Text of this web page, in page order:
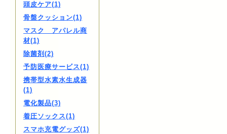
頭皮ケア(1)
骨盤クッション(1)
マスク アパレル商
材(1)
除菌剤(2)
予防医療サービス(1)
携帯型水素水生成器
(1)
電化製品(3)
着圧ソックス(1)
スマホ充電グッズ(1)